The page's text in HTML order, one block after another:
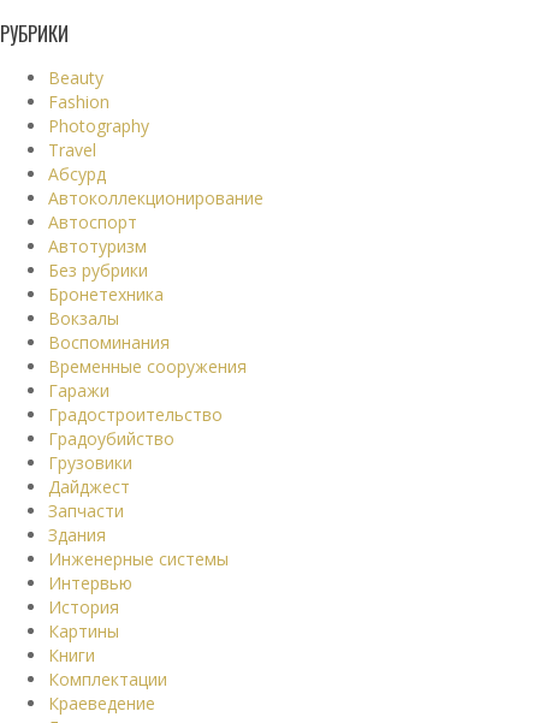
РУБРИКИ
Beauty
Fashion
Photography
Travel
Абсурд
Автоколлекционирование
Автоспорт
Автотуризм
Без рубрики
Бронетехника
Вокзалы
Воспоминания
Временные сооружения
Гаражи
Градостроительство
Градоубийство
Грузовики
Дайджест
Запчасти
Здания
Инженерные системы
Интервью
История
Картины
Книги
Комплектации
Краеведение